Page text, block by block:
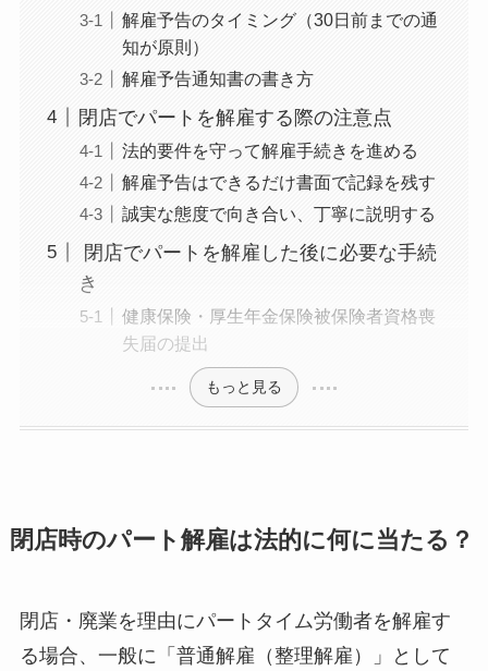
解雇予告のタイミング（30日前までの通
知が原則）
解雇予告通知書の書き方
閉店でパートを解雇する際の注意点
法的要件を守って解雇手続きを進める
解雇予告はできるだけ書面で記録を残す
誠実な態度で向き合い、丁寧に説明する
閉店でパートを解雇した後に必要な手続
き
健康保険・厚生年金保険被保険者資格喪
失届の提出
もっと見る
閉店時のパート解雇は法的に何に当たる？
閉店・廃業を理由にパートタイム労働者を解雇す
る場合、一般に「普通解雇（整理解雇）」として